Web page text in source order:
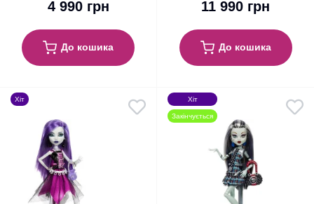
(HYV91)
4 990 грн
До кошика
11 990 грн
До кошика
Хіт Хіт
Закінчується